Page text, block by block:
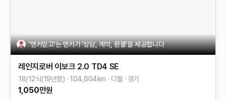
'엔카믿고'는 엔카가 '상담, 계약, 환불'을 제공합니다
레인지로버 이보크 2.0 TD4 SE
18/12식(19년형) 104,604km 디젤 경기
1,050만원